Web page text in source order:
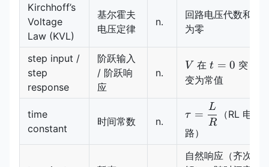
Kirchhoff’s
Voltage
Law (KVL)
基尔霍夫
电压定律
n.
回路电压代数和
为零
step input /
step
response
阶跃输入
/ 阶跃响
应
n.
V
V 在t=0
t = 0 突
变为常值
time
constant
时间常数 n.
\tau=\dfrac{L}
{R}
τ =
R
L
（RL 电
路）
自然响应（齐次